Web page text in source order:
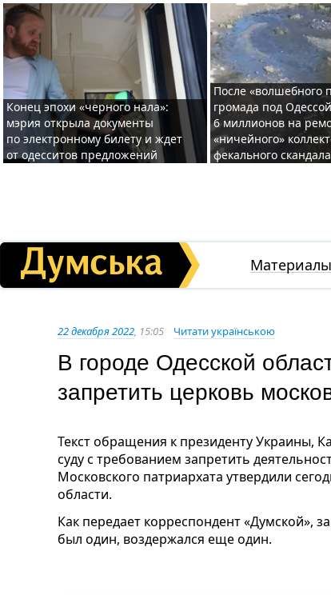
Конец эпохи «черного нала»:
мэрия открыла документы
по электронному билету и ждет
от одесситов предложений
После «волшебного
громада под
6 миллионов на
«ничейного»
фекального скандала
Материалы
22 декабря 2022, 15:05 Читати українською
В городе Одесской
запретить церковь
Текст обращения к президенту Украины,
суду с требованием запретить
Московского патриархата утвердили
области.
Как передает корреспондент «Думской»,
был один, воздержался еще один.